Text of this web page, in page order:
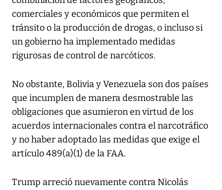
comerciales y económicos que permiten el
tránsito o la producción de drogas, o incluso si
un gobierno ha implementado medidas
rigurosas de control de narcóticos.
No obstante, Bolivia y Venezuela son dos países
que incumplen de manera desmostrable las
obligaciones que asumieron en virtud de los
acuerdos internacionales contra el narcotráfico
y no haber adoptado las medidas que exige el
artículo 489(a)(1) de la FAA.
Trump arreció nuevamente contra Nicolás